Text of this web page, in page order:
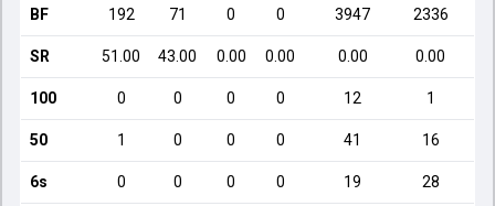
BF 192 71 0 0 3947 2336
SR 51.00 43.00 0.00 0.00 0.00 0.00
100 0 0 0 0 12 1
50 1 0 0 0 41 16
6s 0 0 0 0 19 28